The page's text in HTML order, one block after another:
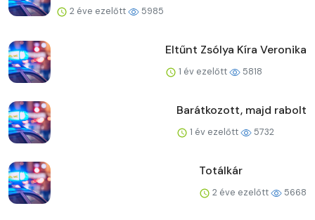
2 éve ezelőtt 5985
Eltűnt Zsólya Kíra Veronika
1 év ezelőtt 5818
Barátkozott, majd rabolt
1 év ezelőtt 5732
Totálkár
2 éve ezelőtt 5668